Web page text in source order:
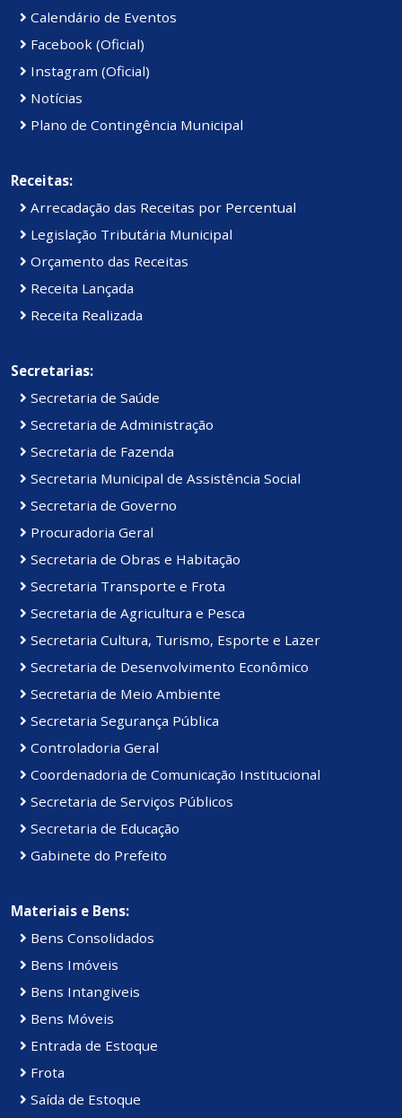
Calendário de Eventos
Facebook (Oficial)
Instagram (Oficial)
Notícias
Plano de Contingência Municipal
Receitas:
Arrecadação das Receitas por Percentual
Legislação Tributária Municipal
Orçamento das Receitas
Receita Lançada
Receita Realizada
Secretarias:
Secretaria de Saúde
Secretaria de Administração
Secretaria de Fazenda
Secretaria Municipal de Assistência Social
Secretaria de Governo
Procuradoria Geral
Secretaria de Obras e Habitação
Secretaria Transporte e Frota
Secretaria de Agricultura e Pesca
Secretaria Cultura, Turismo, Esporte e Lazer
Secretaria de Desenvolvimento Econômico
Secretaria de Meio Ambiente
Secretaria Segurança Pública
Controladoria Geral
Coordenadoria de Comunicação Institucional
Secretaria de Serviços Públicos
Secretaria de Educação
Gabinete do Prefeito
Materiais e Bens:
Bens Consolidados
Bens Imóveis
Bens Intangiveis
Bens Móveis
Entrada de Estoque
Frota
Saída de Estoque